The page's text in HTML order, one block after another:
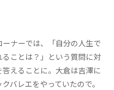
ナーでは、「自分の人生で
ことは？」という質問に対
えることに。大倉は吉澤に
バレエをやっていたので。